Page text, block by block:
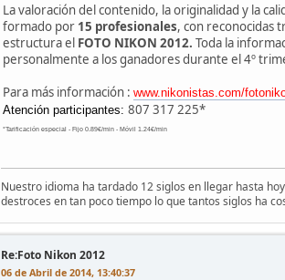
La valoración del contenido, la originalidad y la
formado por 15 profesionales, con reconocidas
estructura el FOTO NIKON 2012. Toda la
personalmente a los ganadores durante el 4º
Para más información : www.nikonistas.com/
Atención participantes: 807 317 225*
*Tarificación especial - Fijo 0.89€/min - Móvil 1.24€/min
Nuestro idioma ha tardado 12 siglos en llegar hasta
destroces en tan poco tiempo lo que tantos siglos ha
Re:Foto Nikon 2012
06 de Abril de 2014, 13:40:37